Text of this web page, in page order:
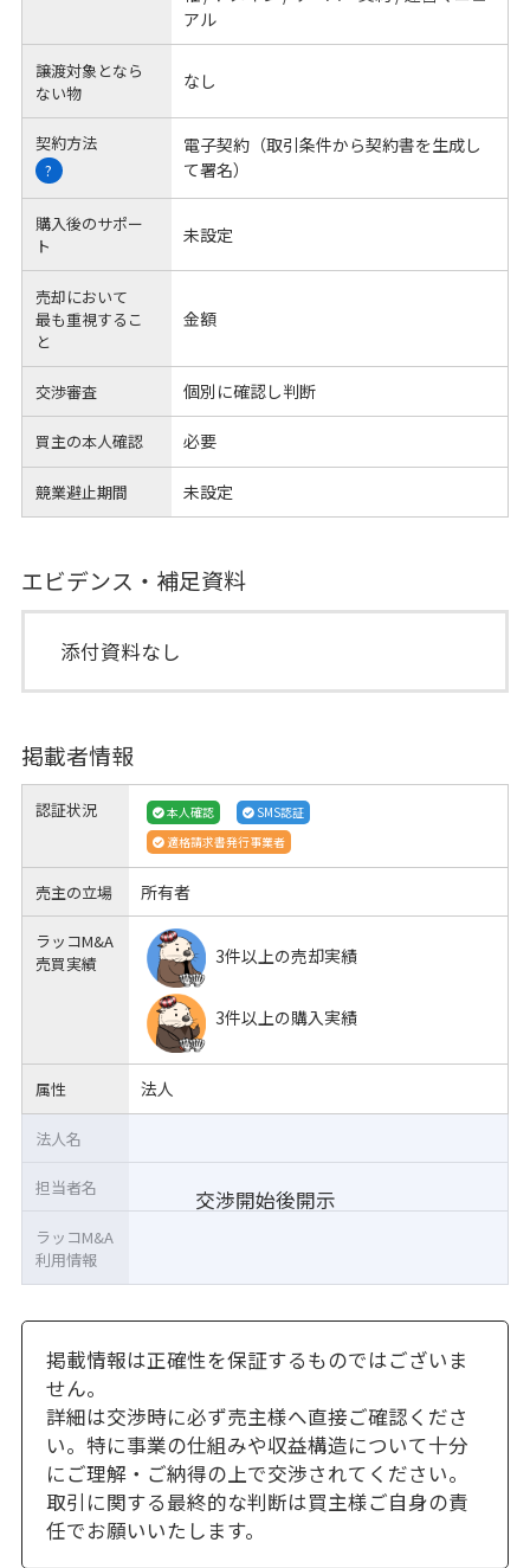
アル
譲渡対象となら
ない物
なし
契約方法
?
電子契約（取引条件から契約書を生成し
て署名）
購入後のサポー
ト
未設定
売却において
最も重視するこ
と
金額
交渉審査 個別に確認し判断
買主の本人確認 必要
競業避止期間 未設定
エビデンス・補足資料
添付資料なし
掲載者情報
認証状況 本人確認
SMS認証
適格請求書発行事業者
売主の立場 所有者
ラッコM&A
売買実績
3件以上の売却実績
3件以上の購入実績
属性 法人
交渉開始後開示
法人名
担当者名
ラッコM&A
利用情報
掲載情報は正確性を保証するものではございま
せん。
詳細は交渉時に必ず売主様へ直接ご確認くださ
い。特に事業の仕組みや収益構造について十分
にご理解・ご納得の上で交渉されてください。
取引に関する最終的な判断は買主様ご自身の責
任でお願いいたします。